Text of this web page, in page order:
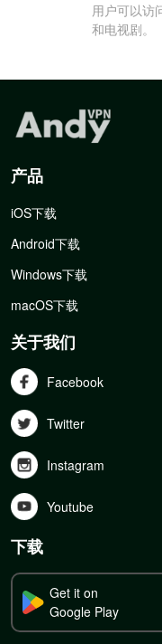
用户可以访
和电视剧。
产品
iOS下载
Android下载
Windows下载
macOS下载
关于我们
Facebook
Twitter
Instagram
Youtube
下载
Get it on
Google Play